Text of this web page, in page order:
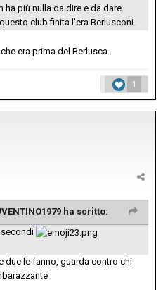
ha più nulla da dire e da dare.
club finita l'era Berlusconi.
era prima del Berlusca.
1
ha scritto:
secondi
due le fanno, guarda contro chi